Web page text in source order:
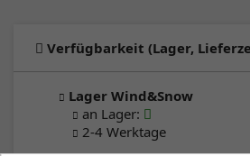
Verfügbarkeit (Lager,
Lager Wind&Snow
an Lager:
2-4 Werktage